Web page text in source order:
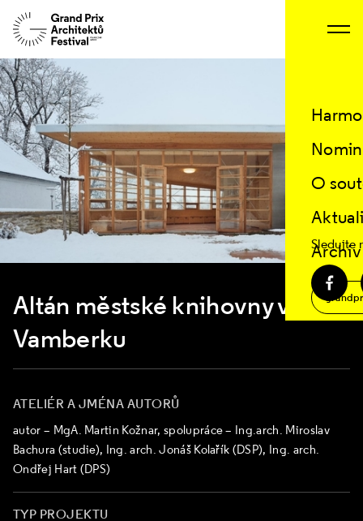
O
Archiv
Sledujte
Altán městské knihovny ve
Vamberku
ATELIÉR A JMÉNA AUTORŮ
autor – MgA. Martin Kožnar, spolupráce – Ing.arch. Miroslav
Bachura (studie), Ing. arch. Jonáš Kolařík (DSP), Ing. arch.
Ondřej Hart (DPS)
TYP PROJEKTU